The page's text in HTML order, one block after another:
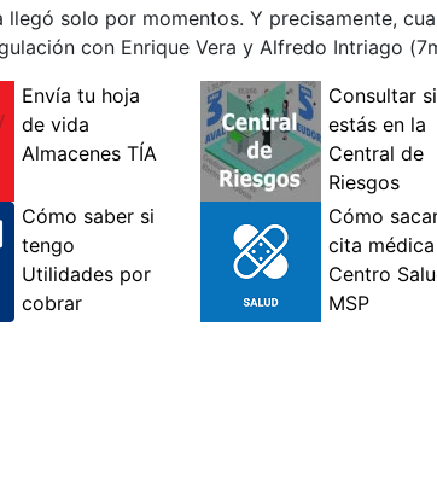
solo por momentos. Y precisamente,
con Enrique Vera y Alfredo Intriago